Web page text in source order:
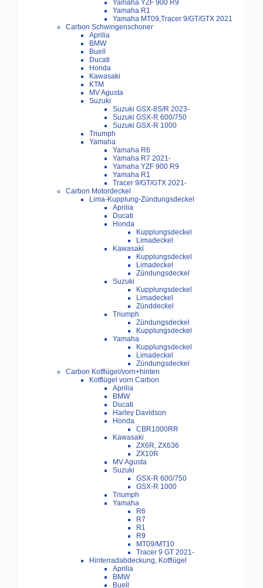
Yamaha YZF 900 R9
Yamaha R1
Yamaha MT09,Tracer 9/GT/GTX 2021
Carbon Schwingenschoner
Aprilia
BMW
Buell
Ducati
Honda
Kawasaki
KTM
MV Agusta
Suzuki
Suzuki GSX-8S/R 2023-
Suzuki GSX-R 600/750
Suzuki GSX-R 1000
Triumph
Yamaha
Yamaha R6
Yamaha R7 2021-
Yamaha YZF 900 R9
Yamaha R1
Tracer 9/GT/GTX 2021-
Carbon Motordeckel
Lima-Kupplung-Zündungsdeckel
Aprilia
Ducati
Honda
Kupplungsdeckel
Limadeckel
Kawasaki
Kupplungsdeckel
Limadeckel
Zündungsdeckel
Suzuki
Kupplungsdeckel
Limadeckel
Zünddeckel
Triumph
Zündungsdeckel
Kupplungsdeckel
Yamaha
Kupplungsdeckel
Limadeckel
Zündungsdeckel
Carbon Kotflügel/vorn+hinten
Kotflügel vorn Carbon
Aprilia
BMW
Ducati
Harley Davidson
Honda
CBR1000RR
Kawasaki
ZX6R, ZX636
ZX10R
MV Agusta
Suzuki
GSX-R 600/750
GSX-R 1000
Triumph
Yamaha
R6
R7
R1
R9
MT09/MT10
Tracer 9 GT 2021-
Hinterradabdeckung, Kotflügel
Aprilia
BMW
Buell